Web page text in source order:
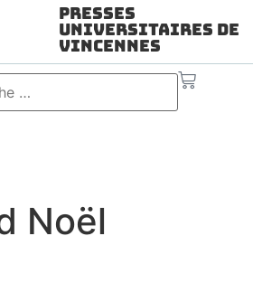
Presses
Universitaires de
Vincennes
Noël